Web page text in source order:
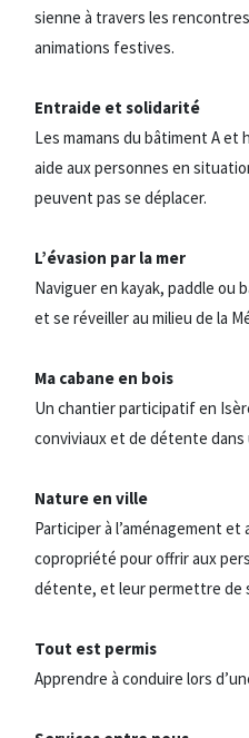
sienne à travers les
animations festives.
Entraide et solidarité
Les mamans du bâtiment A et
aide aux personnes en
peuvent pas se déplacer.
L’évasion par la mer
Naviguer en kayak, paddle ou
et se réveiller au milieu de la
Ma cabane en bois
Un chantier participatif en
conviviaux et de détente
Nature en ville
Participer à l’aménagement
copropriété pour offrir aux
détente, et leur permettre de
Tout est permis
Apprendre à conduire lors